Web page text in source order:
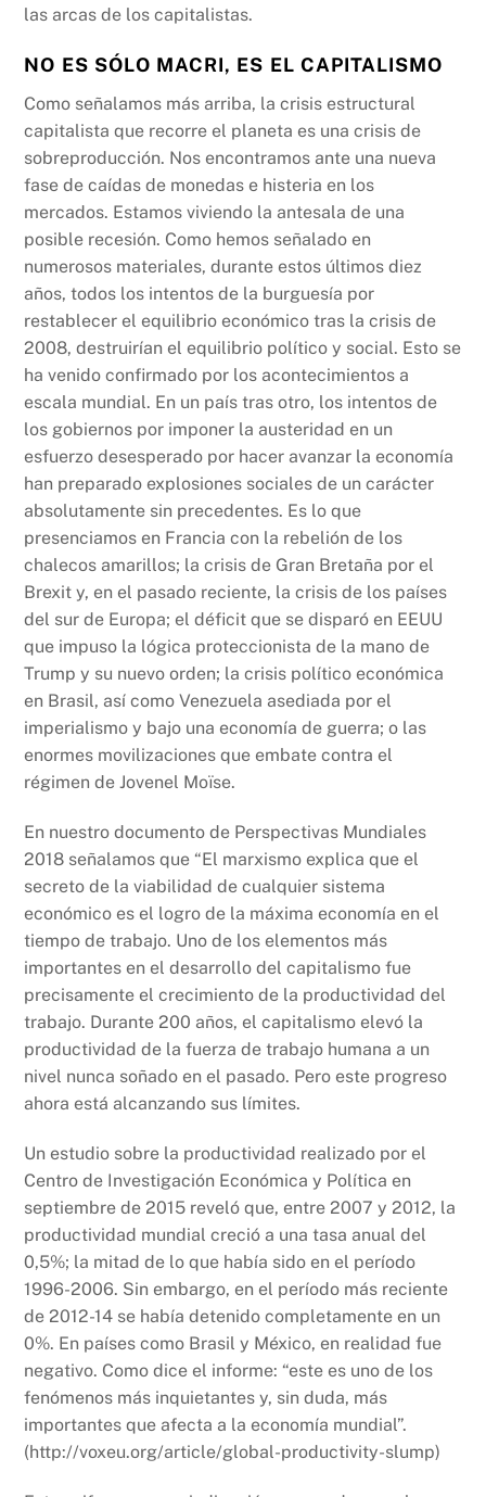
las arcas de los capitalistas.
NO ES SÓLO MACRI, ES EL CAPITALISMO
Como señalamos más arriba, la crisis estructural
capitalista que recorre el planeta es una crisis de
sobreproducción. Nos encontramos ante una nueva
fase de caídas de monedas e histeria en los
mercados. Estamos viviendo la antesala de una
posible recesión. Como hemos señalado en
numerosos materiales, durante estos últimos diez
años, todos los intentos de la burguesía por
restablecer el equilibrio económico tras la crisis de
2008, destruirían el equilibrio político y social. Esto se
ha venido confirmado por los acontecimientos a
escala mundial. En un país tras otro, los intentos de
los gobiernos por imponer la austeridad en un
esfuerzo desesperado por hacer avanzar la economía
han preparado explosiones sociales de un carácter
absolutamente sin precedentes. Es lo que
presenciamos en Francia con la rebelión de los
chalecos amarillos; la crisis de Gran Bretaña por el
Brexit y, en el pasado reciente, la crisis de los países
del sur de Europa; el déficit que se disparó en EEUU
que impuso la lógica proteccionista de la mano de
Trump y su nuevo orden; la crisis político económica
en Brasil, así como Venezuela asediada por el
imperialismo y bajo una economía de guerra; o las
enormes movilizaciones que embate contra el
régimen de Jovenel Moïse.
En nuestro documento de Perspectivas Mundiales
2018 señalamos que “El marxismo explica que el
secreto de la viabilidad de cualquier sistema
económico es el logro de la máxima economía en el
tiempo de trabajo. Uno de los elementos más
importantes en el desarrollo del capitalismo fue
precisamente el crecimiento de la productividad del
trabajo. Durante 200 años, el capitalismo elevó la
productividad de la fuerza de trabajo humana a un
nivel nunca soñado en el pasado. Pero este progreso
ahora está alcanzando sus límites.
Un estudio sobre la productividad realizado por el
Centro de Investigación Económica y Política en
septiembre de 2015 reveló que, entre 2007 y 2012, la
productividad mundial creció a una tasa anual del
0,5%; la mitad de lo que había sido en el período
1996-2006. Sin embargo, en el período más reciente
de 2012-14 se había detenido completamente en un
0%. En países como Brasil y México, en realidad fue
negativo. Como dice el informe: “este es uno de los
fenómenos más inquietantes y, sin duda, más
importantes que afecta a la economía mundial”.
(http://voxeu.org/article/global-productivity-slump)